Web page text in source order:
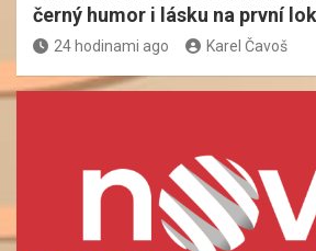
černý humor i lásku na první lok
24 hodinami ago Karel Čavoš